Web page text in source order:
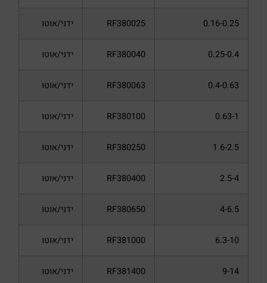
0.16-0.25
RF380025 ידני/אוטו
0.25-0.4
RF380040 ידני/אוטו
0.4-0.63
RF380063 ידני/אוטו
0.63-1
RF380100 ידני/אוטו
1.6-2.5
RF380250 ידני/אוטו
2.5-4
RF380400 ידני/אוטו
4-6.5
RF380650 ידני/אוטו
6.3-10
RF381000 ידני/אוטו
9-14
RF381400 ידני/אוטו